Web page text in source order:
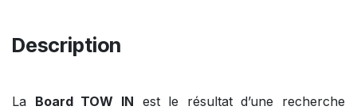
Description
La Board TOW IN est le résultat d’une recherche